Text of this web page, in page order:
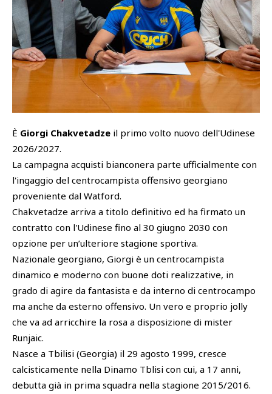
Calendari e Risultati
Classifiche
Academy
Cattedra Universidad Europea
SPONSOR
SQUADRE
SHOP
È Giorgi Chakvetadze il primo volto nuovo dell'Udinese
2026/2027.
La campagna acquisti bianconera parte ufficialmente con
l'ingaggio del centrocampista offensivo georgiano
proveniente dal Watford.
Chakvetadze arriva a titolo definitivo ed ha firmato un
contratto con l'Udinese fino al 30 giugno 2030 con
opzione per un’ulteriore stagione sportiva.
Nazionale georgiano, Giorgi è un centrocampista
dinamico e moderno con buone doti realizzative, in
grado di agire da fantasista e da interno di centrocampo
ma anche da esterno offensivo. Un vero e proprio jolly
che va ad arricchire la rosa a disposizione di mister
Runjaic.
Nasce a Tbilisi (Georgia) il 29 agosto 1999, cresce
calcisticamente nella Dinamo Tblisi con cui, a 17 anni,
debutta già in prima squadra nella stagione 2015/2016.